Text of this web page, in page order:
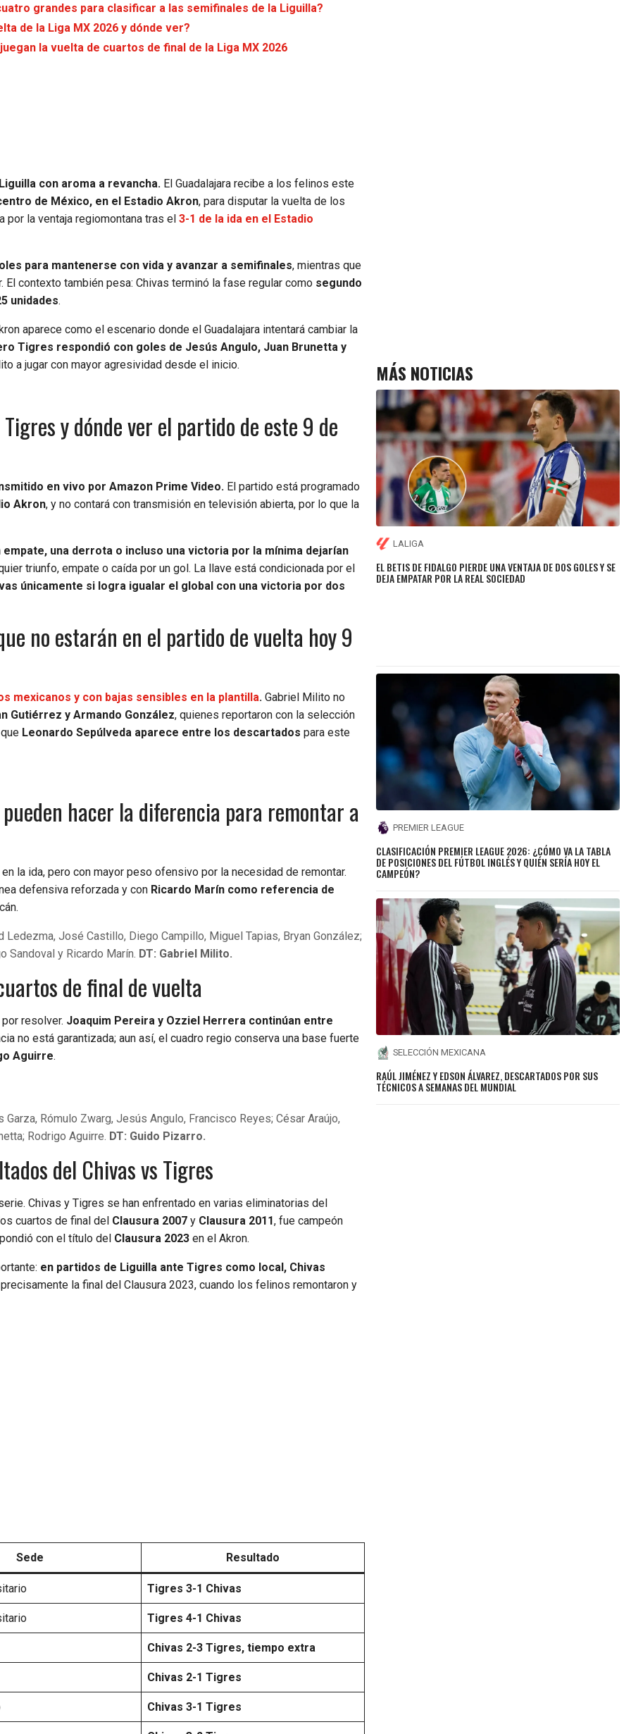
grandes para clasificar a las semifinales de la Liguilla?
de la Liga MX 2026 y dónde ver?
la vuelta de cuartos de final de la Liga MX 2026
con aroma a revancha. El Guadalajara recibe a los felinos este
de México, en el Estadio Akron, para disputar la vuelta de los
por la ventaja regiomontana tras el 3-1 de la ida en el Estadio
para mantenerse con vida y avanzar a semifinales, mientras que
contexto también pesa: Chivas terminó la fase regular como segundo
unidades.
aparece como el escenario donde el Guadalajara intentará cambiar la
Tigres respondió con goles de Jesús Angulo, Juan Brunetta y
a jugar con mayor agresividad desde el inicio.
y dónde ver el partido de este 9 de
en vivo por Amazon Prime Video. El partido está programado
Akron, y no contará con transmisión en televisión abierta, por lo que la
empate, una derrota o incluso una victoria por la mínima dejarían
triunfo, empate o caída por un gol. La llave está condicionada por el
únicamente si logra igualar el global con una victoria por dos
no estarán en el partido de vuelta hoy 9
mexicanos y con bajas sensibles en la plantilla. Gabriel Milito no
Gutiérrez y Armando González, quienes reportaron con la selección
Leonardo Sepúlveda aparece entre los descartados para este
hacer la diferencia para remontar a
la ida, pero con mayor peso ofensivo por la necesidad de remontar.
defensiva reforzada y con Ricardo Marín como referencia de
Ledezma, José Castillo, Diego Campillo, Miguel Tapias, Bryan González;
Sandoval y Ricardo Marín. DT: Gabriel Milito.
de final de vuelta
resolver. Joaquim Pereira y Ozziel Herrera continúan entre
no está garantizada; aun así, el cuadro regio conserva una base fuerte
Aguirre.
Garza, Rómulo Zwarg, Jesús Angulo, Francisco Reyes; César Araújo,
Rodrigo Aguirre. DT: Guido Pizarro.
del Chivas vs Tigres
Chivas y Tigres se han enfrentado en varias eliminatorias del
cuartos de final del Clausura 2007 y Clausura 2011, fue campeón
con el título del Clausura 2023 en el Akron.
en partidos de Liguilla ante Tigres como local, Chivas
la final del Clausura 2023, cuando los felinos remontaron y
Sede Resultado
Tigres 3-1 Chivas
Tigres 4-1 Chivas
Chivas 2-3 Tigres, tiempo extra
Chivas 2-1 Tigres
Chivas 3-1 Tigres
MÁS NOTICIAS
LALIGA
EL BETIS DE FIDALGO PIERDE UNA VENTAJA DE DOS GOLES Y SE
DEJA EMPATAR POR LA REAL SOCIEDAD
PREMIER LEAGUE
CLASIFICACIÓN PREMIER LEAGUE 2026: ¿CÓMO VA LA TABLA
DE POSICIONES DEL FÚTBOL INGLÉS Y QUIÉN SERÍA HOY EL
CAMPEÓN?
SELECCIÓN MEXICANA
RAÚL JIMÉNEZ Y EDSON ÁLVAREZ, DESCARTADOS POR SUS
TÉCNICOS A SEMANAS DEL MUNDIAL